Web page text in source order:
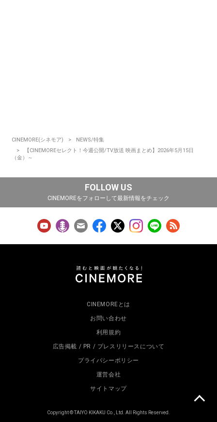
CINEMORE(シネモア)
NEWS/特集
【CINEMOREセレクト！今週公開/TV放送 映画まとめ】2026年5月15日
（金）～
FOLLOW US
CINEMOREをフォローして最新情報をチェック
CINEMOREとは
お問い合わせ
利用規約
広告掲載 / PR / プレスリリースについて
プライバシーポリシー
運営会社
サイトマップ
Copyright © TAIYO KIKAKU Co., Ltd. All Rights Reserved.